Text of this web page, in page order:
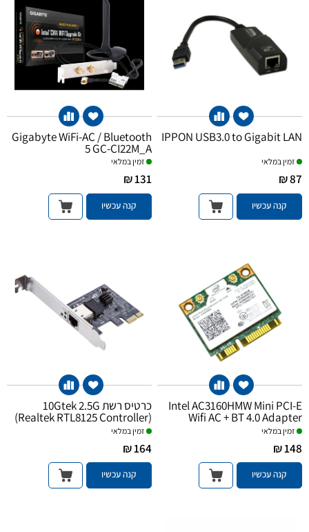
IPPON USB3.0 to Gigabit LAN
זמין במלאי
87 ₪
קנה עכשיו
Gigabyte WiFi-AC / Bluetooth
5 GC-CI22M_A
זמין במלאי
131 ₪
קנה עכשיו
Intel AC3160HMW Mini PCI-E
Wifi AC + BT 4.0 Adapter
זמין במלאי
148 ₪
קנה עכשיו
כרטיס רשת 10Gtek 2.5G
(Realtek RTL8125 Controller)
PCI-E x1
זמין במלאי
164 ₪
קנה עכשיו